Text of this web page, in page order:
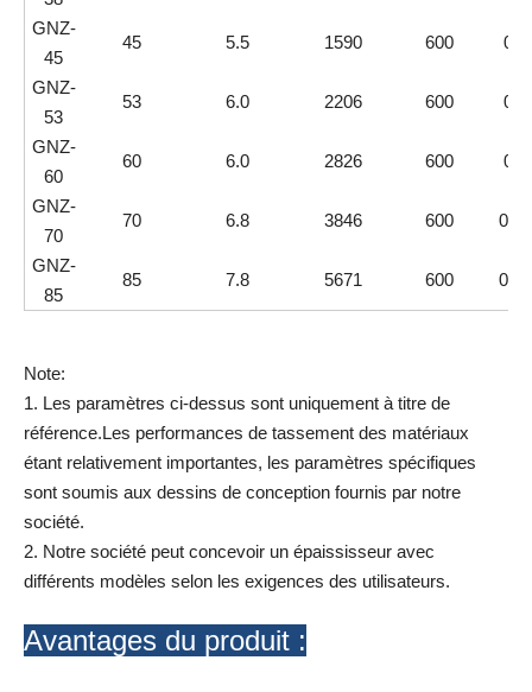
GNZ-
45
45 5.5 1590 600
GNZ-
53
53 6.0 2206 600
GNZ-
60
60 6.0 2826 600
GNZ-
70
70 6.8 3846 600
GNZ-
85
85 7.8 5671 600
Note:
1. Les paramètres ci-dessus sont uniquement à titre de
référence.Les performances de tassement des matériaux
étant relativement importantes, les paramètres spécifiques
sont soumis aux dessins de conception fournis par notre
société.
2. Notre société peut concevoir un épaississeur avec
différents modèles selon les exigences des utilisateurs.
Avantages du produit :